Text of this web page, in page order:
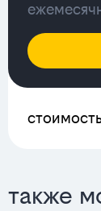
также